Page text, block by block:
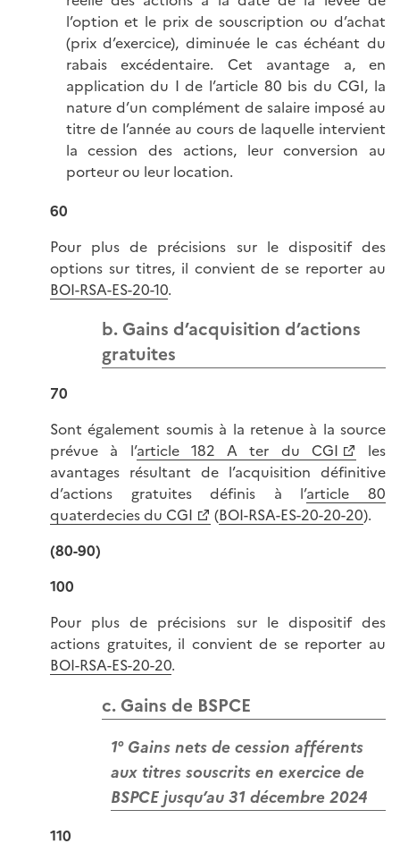
l’option et le prix de souscription ou d’achat
(prix d’exercice), diminuée le cas échéant du
rabais excédentaire. Cet avantage a, en
application du I de l’article 80 bis du CGI, la
nature d’un complément de salaire imposé au
titre de l’année au cours de laquelle intervient
la cession des actions, leur conversion au
porteur ou leur location.
60
Pour plus de précisions sur le dispositif des
options sur titres, il convient de se reporter au
BOI-RSA-ES-20-10.
b. Gains d’acquisition d’actions
gratuites
70
Sont également soumis à la retenue à la source
prévue à l’article 182 A ter du CGI
les
avantages résultant de l’acquisition définitive
d’actions gratuites définis à l’article 80
quaterdecies du CGI
(BOI-RSA-ES-20-20-20).
(80-90)
100
Pour plus de précisions sur le dispositif des
actions gratuites, il convient de se reporter au
BOI-RSA-ES-20-20.
c. Gains de BSPCE
1° Gains nets de cession afférents
aux titres souscrits en exercice de
BSPCE jusqu’au 31 décembre 2024
110